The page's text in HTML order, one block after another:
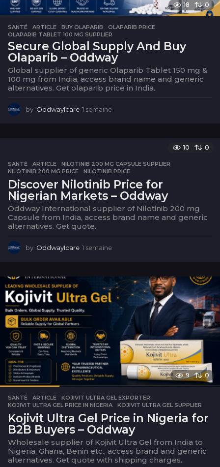
18 0
SANTÉ ARTICLE ,BUY OLAPARIB ,OLAPARIB PRICE
OLAPARIB TABLET 100 MG SUPPLIER
Secure Global Supply And Buy
Olaparib – Oddway
Global supplier of generic Olaparib Tablet 150 mg &
100 mg from India, access brand name and generic
alternatives. Get olaparib price in India.
by OddwayIcare 1 semaine
n
e
10 0
SANTÉ ARTICLE ,NILOTINIB 200 MG CAPSULE SUPPLIER
NILOTINIB 200 MG PRICE
,NILOTINIB PRICE
Discover Nilotinib Price for
Nigerian Markets – Oddway
Oddway International supplier of Nilotinib 200 mg
Capsule from India, access brand name and generic
alternatives. Get quote.
by OddwayIcare 1 semaine
m
a
n
9 0
SANTÉ ARTICLE ,KOJIVIT ULTRA GEL EXPORTER
KOJIVIT ULTRA GEL PRICE IN NIGERIA
,KOJIVIT ULTRA GEL SUPPLIER
Kojivit Ultra Gel Price in Nigeria for
B2B Buyers – Oddway
Wholesale supplier of Kojivit Ultra Gel from India to
Nigeria, Ghana, Benin etc., access brand and generic
alternatives. Get quote with shipping charges.